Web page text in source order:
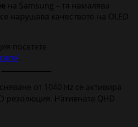
на Samsung – тя намалява
нарушава качеството на OLED
посетете
.
от 1040 Hz се активира
резолюция. Нативната QHD